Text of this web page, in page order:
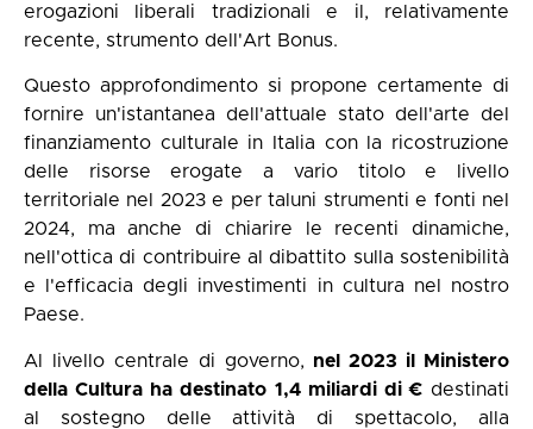
erogazioni liberali tradizionali e il, relativamente
recente, strumento dell'Art Bonus.
Questo approfondimento si propone certamente di
fornire un'istantanea dell'attuale stato dell'arte del
finanziamento culturale in Italia con la ricostruzione
delle risorse erogate a vario titolo e livello
territoriale nel 2023 e per taluni strumenti e fonti nel
2024, ma anche di chiarire le recenti dinamiche,
nell'ottica di contribuire al dibattito sulla sostenibilità
e l'efficacia degli investimenti in cultura nel nostro
Paese.
Al livello centrale di governo, nel 2023 il Ministero
della Cultura ha destinato 1,4 miliardi di €destinati
al sostegno delle attività di spettacolo, alla